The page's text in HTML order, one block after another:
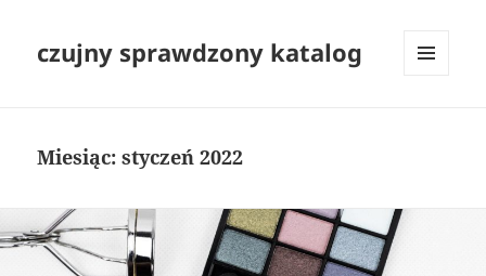
czujny sprawdzony katalog
Miesiąc:styczeń 2022